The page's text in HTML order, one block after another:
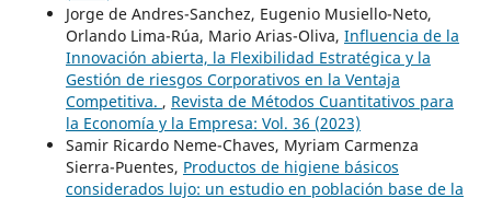
Jorge de Andres-Sanchez, Eugenio Musiello-Neto,
Orlando Lima-Rúa, Mario Arias-Oliva, Influencia de la
Innovación abierta, la Flexibilidad Estratégica y la
Gestión de riesgos Corporativos en la Ventaja
Competitiva. , Revista de Métodos Cuantitativos para
la Economía y la Empresa: Vol. 36 (2023)
Samir Ricardo Neme-Chaves, Myriam Carmenza
Sierra-Puentes, Productos de higiene básicos
considerados lujo: un estudio en población base de la